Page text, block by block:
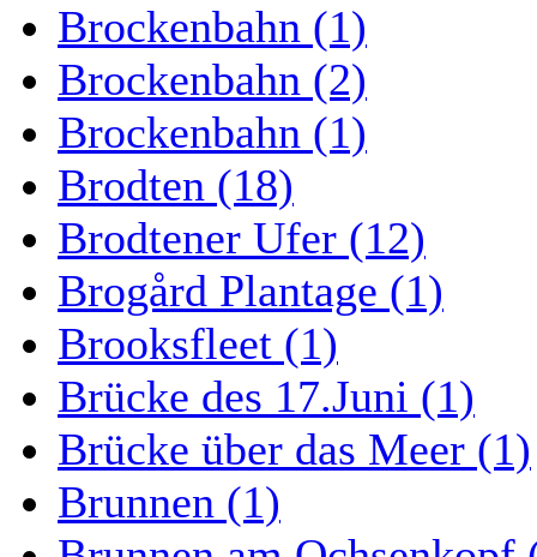
Brockenbahn (1)
Brockenbahn (2)
Brockenbahn (1)
Brodten (18)
Brodtener Ufer (12)
Brogård Plantage (1)
Brooksfleet (1)
Brücke des 17.Juni (1)
Brücke über das Meer (1)
Brunnen (1)